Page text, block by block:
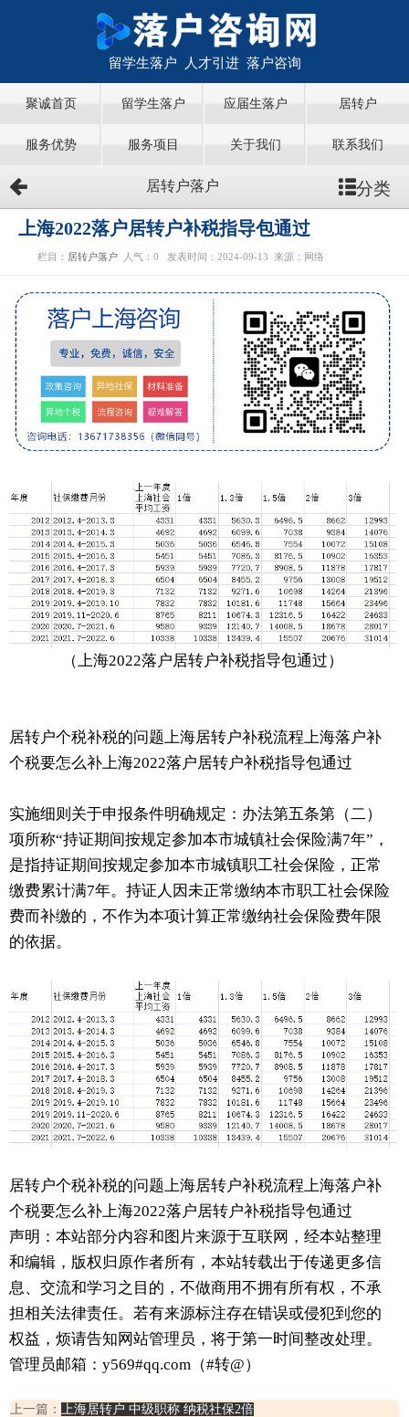
留学生落户 人才引进 落户咨询
聚诚首页 留学生落户 应届生落户 居转户
服务优势 服务项目 关于我们 联系我们
居转户落户 分类
上海2022落户居转户补税指导包通过
栏目： 居转户落户 人气： 0 发表时间：2024-09-13 来源：网络
（上海2022落户居转户补税指导包通过）
居转户个税补税的问题上海居转户补税流程上海落户补
个税要怎么补上海2022落户居转户补税指导包通过
实施细则关于申报条件明确规定：办法第五条第（二）
项所称“持证期间按规定参加本市城镇社会保险满7年”，
是指持证期间按规定参加本市城镇职工社会保险，正常
缴费累计满7年。持证人因未正常缴纳本市职工社会保险
费而补缴的，不作为本项计算正常缴纳社会保险费年限
的依据。
居转户个税补税的问题上海居转户补税流程上海落户补
个税要怎么补上海2022落户居转户补税指导包通过
声明：本站部分内容和图片来源于互联网，经本站整理
和编辑，版权归原作者所有，本站转载出于传递更多信
息、交流和学习之目的，不做商用不拥有所有权，不承
担相关法律责任。若有来源标注存在错误或侵犯到您的
权益，烦请告知网站管理员，将于第一时间整改处理。
管理员邮箱：y569#qq.com（#转@）
上一篇： 上海居转户 中级职称 纳税社保2倍